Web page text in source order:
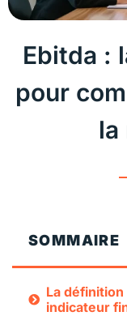
Ebitda :
pour
la
SOMMAIRE
La
indicateur